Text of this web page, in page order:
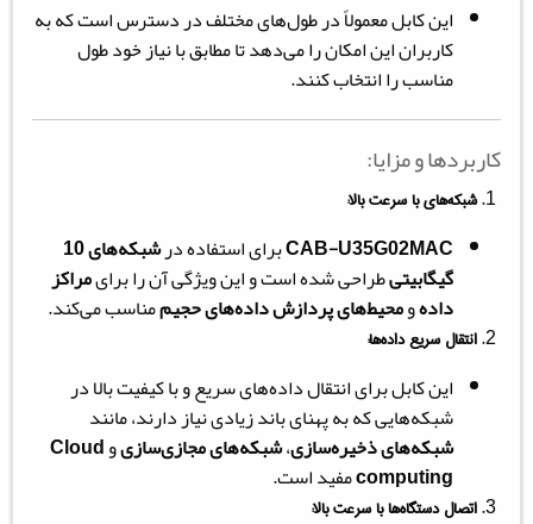
این کابل معمولاً در طول‌های مختلف در دسترس است که به
کاربران این امکان را می‌دهد تا مطابق با نیاز خود طول
مناسب را انتخاب کنند.
کاربردها و مزایا:
شبکه‌های با سرعت بالا:
CAB-U35G02MACبرای استفاده در شبکه‌های 10
گیگابیتیطراحی شده است و این ویژگی آن را برایمراکز
دادهومحیط‌های پردازش داده‌های حجیممناسب می‌کند.
انتقال سریع داده‌ها:
این کابل برای انتقال داده‌های سریع و با کیفیت بالا در
شبکه‌هایی که به پهنای باند زیادی نیاز دارند، مانند
شبکه‌های ذخیره‌سازی،شبکه‌های مجازی‌سازیوCloud
computingمفید است.
اتصال دستگاه‌ها با سرعت بالا: